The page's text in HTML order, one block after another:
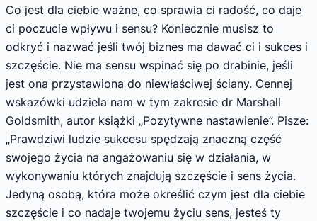
Co jest dla ciebie ważne, co sprawia ci radość, co daje
ci poczucie wpływu i sensu? Koniecznie musisz to
odkryć i nazwać jeśli twój biznes ma dawać ci i sukces i
szczęście. Nie ma sensu wspinać się po drabinie, jeśli
jest ona przystawiona do niewłaściwej ściany. Cennej
wskazówki udziela nam w tym zakresie dr Marshall
Goldsmith, autor książki „Pozytywne nastawienie”. Pisze:
„Prawdziwi ludzie sukcesu spędzają znaczną część
swojego życia na angażowaniu się w działania, w
wykonywaniu których znajdują szczęście i sens życia.
Jedyną osobą, która może określić czym jest dla ciebie
szczęście i co nadaje twojemu życiu sens, jesteś ty